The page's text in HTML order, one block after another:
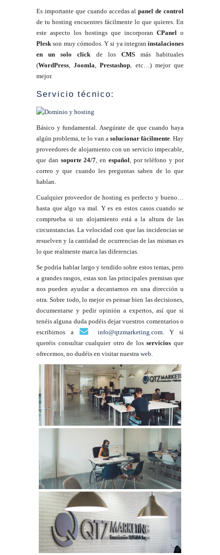
Es importante que cuando accedas alpanel de control
de tu hosting encuentres fácilmente lo que quieres. En
este aspecto los hostings que incorporan CPanel o
Plesk son muy cómodos. Y si ya integran instalaciones
en un solo click de los CMSmás habituales
(WordPress,Joomla,Prestashop, etc…) mejor que
mejor.
Servicio técnico:
Básico y fundamental. Asegúrate de que cuando haya
algún problema, te lo van a solucionar fácilmente. Hay
proveedores de alojamiento con un servicio impecable,
que dan soporte 24/7, en español, por teléfono y por
correo y que cuando les preguntas saben de lo que
hablan.
Cualquier proveedor de hosting es perfecto y bueno…
hasta que algo va mal. Y es en estos casos cuando se
comprueba si un alojamiento está a la altura de las
circunstancias. La velocidad con que las incidencias se
resuelven y la cantidad de ocurrencias de las mismas es
lo que realmente marca las diferencias.
Se podría hablar largo y tendido sobre estos temas, pero
a grandes rasgos, estas son las principales premisas que
nos pueden ayudar a decantarnos en una dirección u
otra. Sobre todo, lo mejor es pensar bien las decisiones,
documentarse y pedir opinión a expertos, así que si
tenéis alguna duda podéis dejar vuestros comentarios o
escribirnos a
info@qtzmarketing.com. Y si
queréis consultar cualquier otro de losservicios que
ofrecemos, no dudéis en visitar nuestra web.